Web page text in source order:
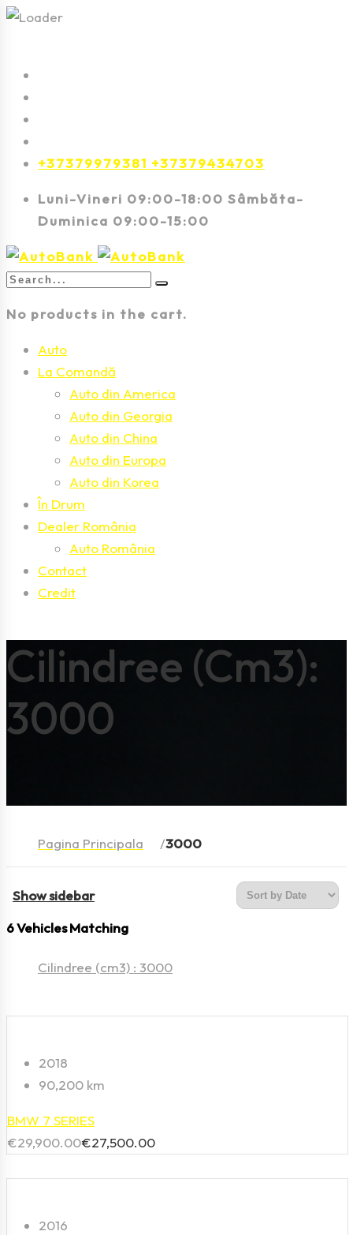
+37379979381 +37379434703
Luni-Vineri 09:00-18:00 Sâmbăta-
Duminica 09:00-15:00
No products in the cart.
Auto
La Comandă
Auto din America
Auto din Georgia
Auto din China
Auto din Europa
Auto din Korea
În Drum
Dealer România
Auto România
Contact
Credit
Cilindree (cm3):
3000
Pagina Principala 3000
Show sidebar
6Vehicles Matching
Cilindree (cm3) : 3000
2018
90,200 km
BMW 7 SERIES
€29,900.00€27,500.00
2016